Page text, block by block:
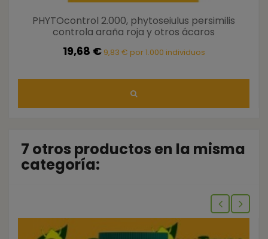
PHYTOcontrol 2.000, phytoseiulus persimilis
controla araña roja y otros ácaros
19,68 € 9,83 € por 1.000 individuos
7 otros productos en la misma
categoría: